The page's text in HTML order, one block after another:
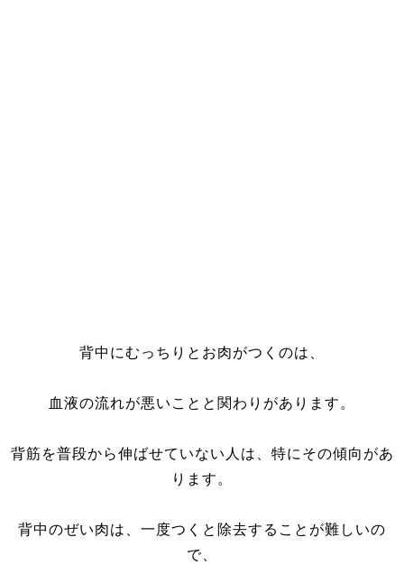
背中にむっちりとお肉がつくのは、
血液の流れが悪いことと関わりがあります。
背筋を普段から伸ばせていない人は、特にその傾向があ
ります。
背中のぜい肉は、一度つくと除去することが難しいの
で、